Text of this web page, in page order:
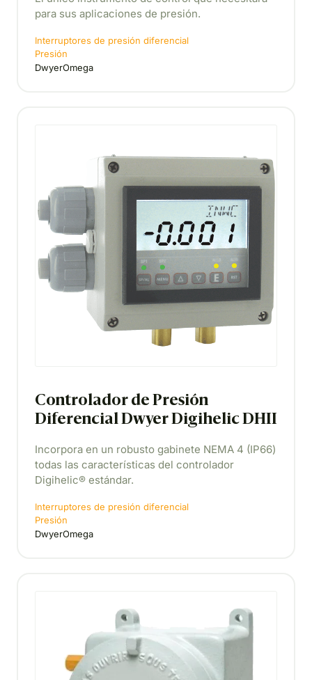
para sus aplicaciones de presión.
Interruptores de presión diferencial
Presión
DwyerOmega
Controlador de Presión
Diferencial Dwyer Digihelic DHII
Incorpora en un robusto gabinete NEMA 4 (IP66)
todas las características del controlador
Digihelic® estándar.
Interruptores de presión diferencial
Presión
DwyerOmega